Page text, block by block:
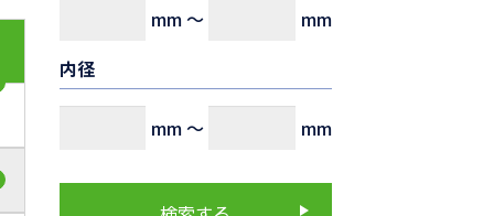
mm～
mm
内径
mm～ mm